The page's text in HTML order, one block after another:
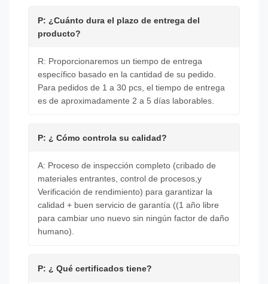
P: ¿Cuánto dura el plazo de entrega del
producto?
R: Proporcionaremos un tiempo de entrega
específico basado en la cantidad de su pedido.
Para pedidos de 1 a 30 pcs, el tiempo de entrega
es de aproximadamente 2 a 5 días laborables.
P: ¿ Cómo controla su calidad?
A: Proceso de inspección completo (cribado de
materiales entrantes, control de procesos,y
Verificación de rendimiento) para garantizar la
calidad + buen servicio de garantía ((1 año libre
para cambiar uno nuevo sin ningún factor de daño
humano).
P: ¿ Qué certificados tiene?